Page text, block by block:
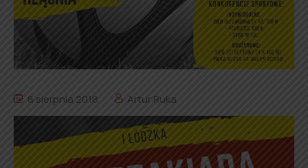
8 sierpnia 2018 Artur Ruka